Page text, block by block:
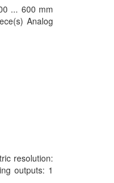
... 600 mm
Analog
resolution:
outputs: 1